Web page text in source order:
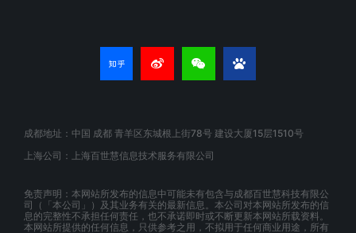
成都地址：中国 成都 青羊区东城根上街78号 建设大厦15层1510号
上海公司：上海百世慧信息技术服务有限公司
免责声明：本网站所发布的信息中可能未有包含与成都百世慧科技有限公
司（「本公司」）及其业务有关的最新信息。本公司对本网站所发布的信
息的完整性不承担任何责任，也不承诺即时或不断更新本网站所载资料。
本网站所提供的任何信息，只供参考之用，不拟用于任何商业用途，所有